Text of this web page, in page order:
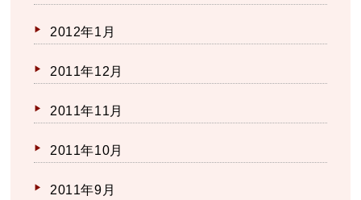
2012年1月
2011年12月
2011年11月
2011年10月
2011年9月